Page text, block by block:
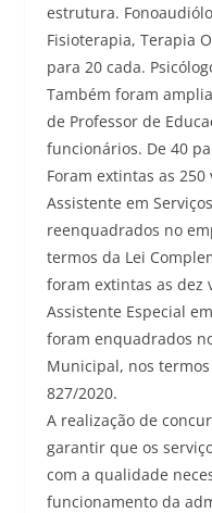
estrutura.
Fisioterapia, Terapia
para 20 cada.
Também foram
de Professor de
funcionários. De 40
Foram extintas as
Assistente em
reenquadrados no
termos da Lei
foram extintas as dez
Assistente Especial
foram enquadrados
Municipal, nos
827/2020.
A realização de
garantir que os
com a qualidade
funcionamento da